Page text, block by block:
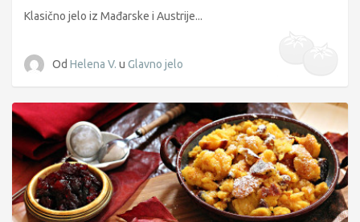
Klasično jelo iz Mađarske i Austrije...
Od Helena V. u Glavno jelo